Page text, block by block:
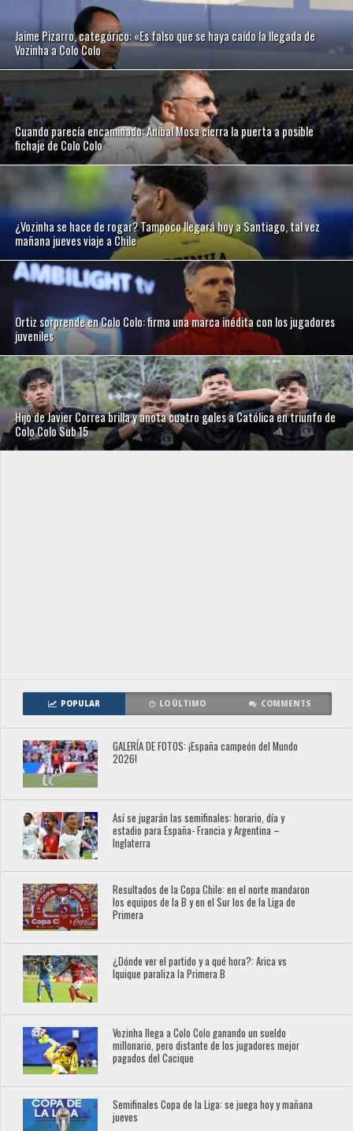
Jaime Pizarro, categórico: «Es falso que se haya caído la llegada de
Vozinha a Colo Colo
Cuando parecía encaminado: Aníbal Mosa cierra la puerta a posible
fichaje de Colo Colo
¿Vozinha se hace de rogar? Tampoco llegará hoy a Santiago, tal vez
mañana jueves viaje a Chile
Ortiz sorprende en Colo Colo: firma una marca inédita con los jugadores
juveniles
Hijo de Javier Correa brilla y anota cuatro goles a Católica en triunfo de
Colo Colo Sub 15
POPULAR LO ÚLTIMO COMMENTS
GALERÍA DE FOTOS: ¡España campeón del Mundo
2026!
Así se jugarán las semifinales: horario, día y
estadio para España- Francia y Argentina –
Inglaterra
Resultados de la Copa Chile: en el norte mandaron
los equipos de la B y en el Sur los de la Liga de
Primera
¿Dónde ver el partido y a qué hora?: Arica vs
Iquique paraliza la Primera B
Vozinha llega a Colo Colo ganando un sueldo
millonario, pero distante de los jugadores mejor
pagados del Cacique
Semifinales Copa de la Liga: se juega hoy y mañana
jueves